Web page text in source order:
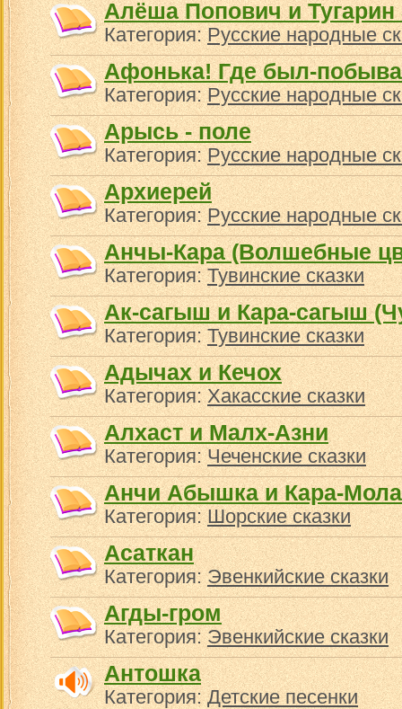
Алёша Попович и
Категория:Русские народные
Афонька! Где был-
Категория:Русские народные
Арысь - поле
Категория:Русские народные
Архиерей
Категория:Русские народные
Анчы-Кара (Волшебные
Категория:Тувинские сказки
Ак-сагыш и Кара-сагыш
Категория:Тувинские сказки
Адычах и Кечох
Категория:Хакасские сказки
Алхаст и Малх-Азни
Категория:Чеченские сказки
Анчи Абышка и Кара-
Категория:Шорские сказки
Асаткан
Категория:Эвенкийские сказки
Агды-гром
Категория:Эвенкийские сказки
Антошка
Категория:Детские песенки